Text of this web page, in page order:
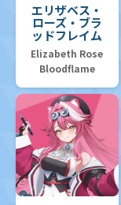
エリザベス・
ローズ・ブラ
ッドフレイム
Elizabeth Rose
Bloodflame